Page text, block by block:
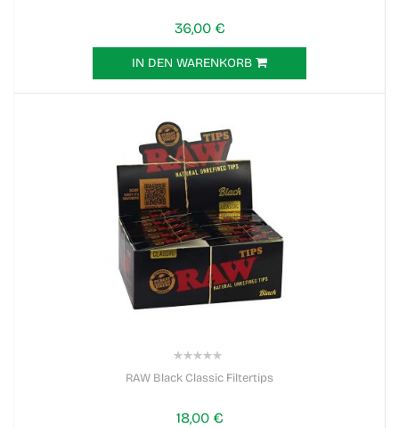
36,00 €
IN DEN WARENKORB
RAW Black Classic Filtertips
18,00 €